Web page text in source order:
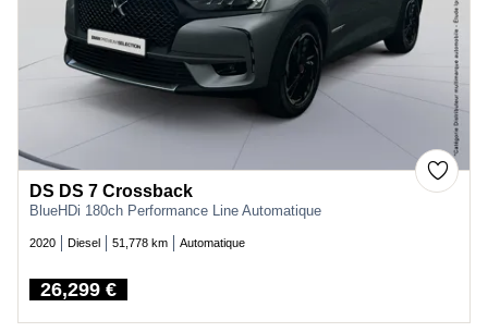
DS DS 7 Crossback
BlueHDi 180ch Performance Line Automatique
2020 Diesel 51,778 km Automatique
Price
26,299 €